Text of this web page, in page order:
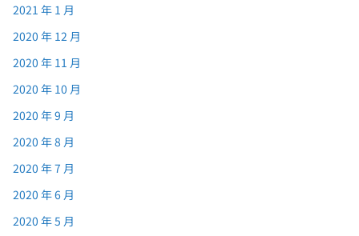
2021 年 1 月
2020 年 12 月
2020 年 11 月
2020 年 10 月
2020 年 9 月
2020 年 8 月
2020 年 7 月
2020 年 6 月
2020 年 5 月